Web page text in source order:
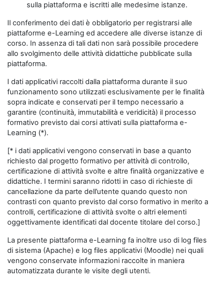
sulla piattaforma e iscritti alle medesime istanze.
Il conferimento dei dati è obbligatorio per registrarsi alle
piattaforme e-Learning ed accedere alle diverse istanze di
corso. In assenza di tali dati non sarà possibile procedere
allo svolgimento delle attività didattiche pubblicate sulla
piattaforma.
I dati applicativi raccolti dalla piattaforma durante il suo
funzionamento sono utilizzati esclusivamente per le finalità
sopra indicate e conservati per il tempo necessario a
garantire (continuità, immutabilità e veridicità) il processo
formativo previsto dai corsi attivati sulla piattaforma e-
Learning (*).
[* i dati applicativi vengono conservati in base a quanto
richiesto dal progetto formativo per attività di controllo,
certificazione di attività svolte e altre finalità organizzative e
didattiche. I termini saranno ridotti in caso di richieste di
cancellazione da parte dell’utente quando questo non
contrasti con quanto previsto dal corso formativo in merito a
controlli, certificazione di attività svolte o altri elementi
oggettivamente identificati dal docente titolare del corso.]
La presente piattaforma e-Learning fa inoltre uso di log files
di sistema (Apache) e log files applicativi (Moodle) nei quali
vengono conservate informazioni raccolte in maniera
automatizzata durante le visite degli utenti.